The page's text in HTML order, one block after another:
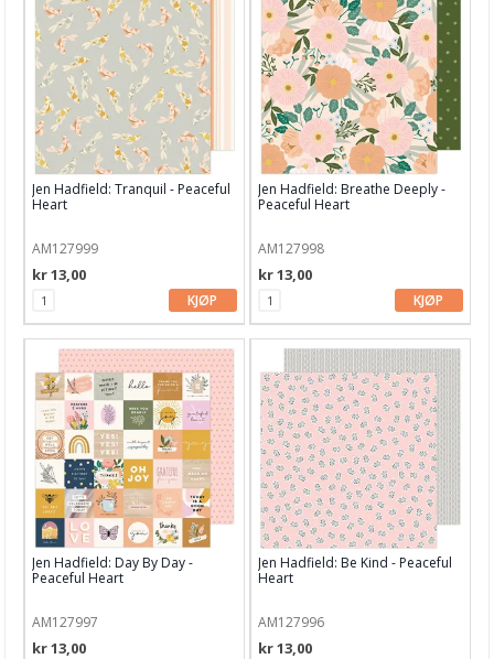
Jen Hadfield: Tranquil - Peaceful
Heart
AM127999
kr 13,00
KJØP
Jen Hadfield: Breathe Deeply -
Peaceful Heart
AM127998
kr 13,00
KJØP
Jen Hadfield: Day By Day -
Peaceful Heart
AM127997
kr 13,00
Jen Hadfield: Be Kind - Peaceful
Heart
AM127996
kr 13,00